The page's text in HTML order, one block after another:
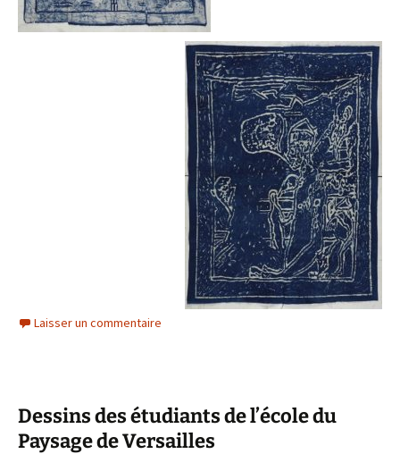
Laisser un commentaire
Dessins des étudiants de l’école du
Paysage de Versailles